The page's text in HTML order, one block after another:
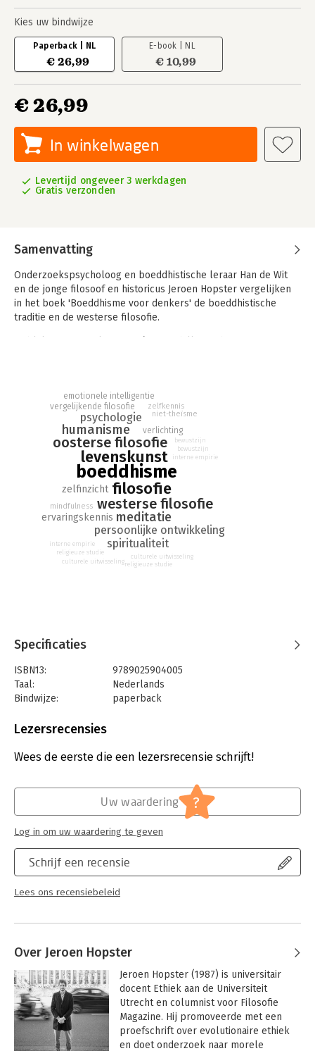
Kies uw bindwijze
Paperback | NL
€ 26,99
E-book | NL
€ 10,99
€ 26,99
In winkelwagen
Levertijd ongeveer 3 werkdagen
Gratis verzonden
Samenvatting
Onderzoekspsycholoog en boeddhistische leraar Han de Wit
en de jonge filosoof en historicus Jeroen Hopster vergelijken
in het boek 'Boeddhisme voor denkers' de boeddhistische
traditie en de westerse filosofie.
boeddhisme tot een schatkamer voor levenskunst.
boeddhisme
levenskunst
filosofie
oosterse filosofie
westerse filosofie
meditatie
humanisme
psychologie
persoonlijke ontwikkeling
spiritualiteit
zelfinzicht
ervaringskennis
vergelijkende filosofie
verlichting
emotionele intelligentie
mindfulness
zelfkennis
niet-theïsme
culturele uitwisseling
religieuze studie
bewustzijn
interne empirie
culturele uitwisseling
religieuze studie
bewustzijn
interne empirie
Specificaties
ISBN13:
9789025904005
Taal:
Nederlands
Bindwijze:
paperback
Uitgever:
Verschijningsdatum:
12-6-2014
Lezersrecensies
Wees de eerste die een lezersrecensie schrijft!
Schrijf een recensie
Lees ons recensiebeleid
Uw waardering ?
Log in om uw waardering te geven
Over Jeroen Hopster
Jeroen Hopster (1987) is universitair
docent Ethiek aan de Universiteit
Utrecht en columnist voor Filosofie
Magazine. Hij promoveerde met een
proefschrift over evolutionaire ethiek
en doet onderzoek naar morele